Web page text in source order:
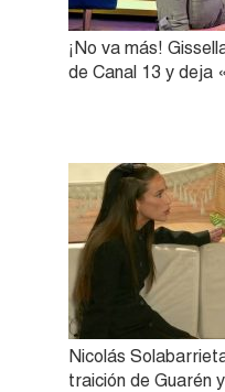
¡No va más!
de Canal 13 y deja
Nicolás
traición de Guarén